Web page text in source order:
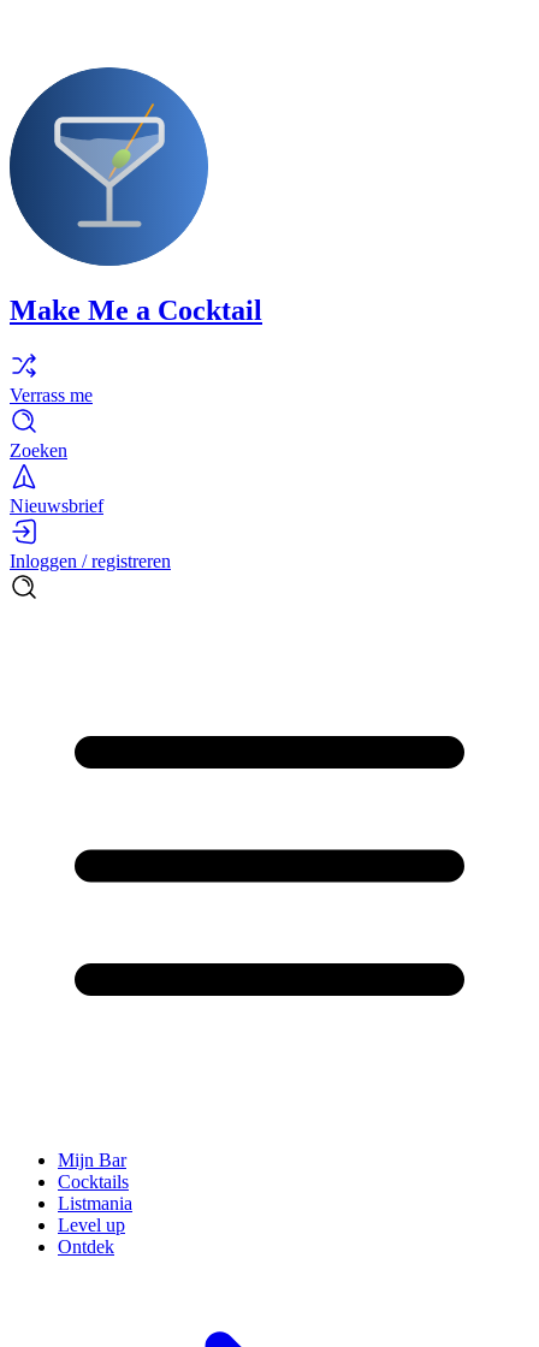
Make Me a Cocktail
Verrass me
Zoeken
Nieuwsbrief
Inloggen / registreren
Mijn Bar
Cocktails
Listmania
Level up
Ontdek